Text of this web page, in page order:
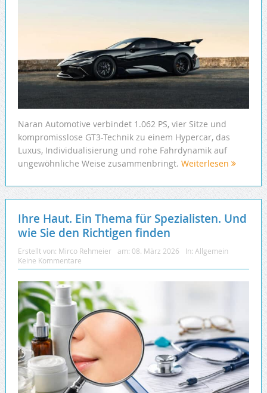
Naran Automotive verbindet 1.062 PS, vier Sitze und
kompromisslose GT3-Technik zu einem Hypercar, das
Luxus, Individualisierung und rohe Fahrdynamik auf
ungewöhnliche Weise zusammenbringt. Weiterlesen
Ihre Haut. Ein Thema für Spezialisten. Und
wie Sie den Richtigen finden
Erstellt von: Mirco Rehmeier am: 08. März 2026 In: Allgemein
Keine Kommentare